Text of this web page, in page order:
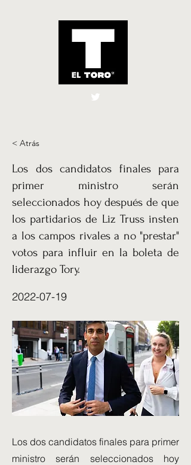
El Toro España
< Atrás
Los dos candidatos finales para
primer ministro serán
seleccionados hoy después de que
los partidarios de Liz Truss insten
a los campos rivales a no "prestar"
votos para influir en la boleta de
liderazgo Tory.
2022-07-19
Los dos candidatos finales para primer
ministro serán seleccionados hoy